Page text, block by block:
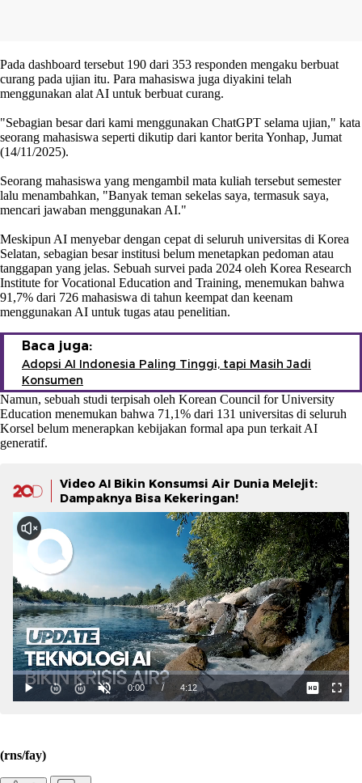
Pada dashboard tersebut 190 dari 353 responden mengaku berbuat
curang pada ujian itu. Para mahasiswa juga diyakini telah
menggunakan alat AI untuk berbuat curang.
"Sebagian besar dari kami menggunakan ChatGPT selama ujian," kata
seorang mahasiswa seperti dikutip dari kantor berita Yonhap, Jumat
(14/11/2025).
Seorang mahasiswa yang mengambil mata kuliah tersebut semester
lalu menambahkan, "Banyak teman sekelas saya, termasuk saya,
mencari jawaban menggunakan AI."
Meskipun AI menyebar dengan cepat di seluruh universitas di Korea
Selatan, sebagian besar institusi belum menetapkan pedoman atau
tanggapan yang jelas. Sebuah survei pada 2024 oleh Korea Research
Institute for Vocational Education and Training, menemukan bahwa
91,7% dari 726 mahasiswa di tahun keempat dan keenam
menggunakan AI untuk tugas atau penelitian.
Baca juga:
Adopsi AI Indonesia Paling Tinggi, tapi Masih Jadi
Konsumen
Namun, sebuah studi terpisah oleh Korean Council for University
Education menemukan bahwa 71,1% dari 131 universitas di seluruh
Korsel belum menerapkan kebijakan formal apa pun terkait AI
generatif.
Video AI Bikin Konsumsi Air Dunia Melejit:
Dampaknya Bisa Kekeringan!
(rns/fay)